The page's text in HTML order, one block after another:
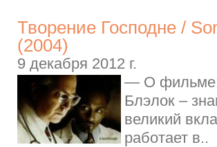
Творение Господне /
(2004)
9 декабря 2012 г.
— О
Блэлок –
великий
работает в..